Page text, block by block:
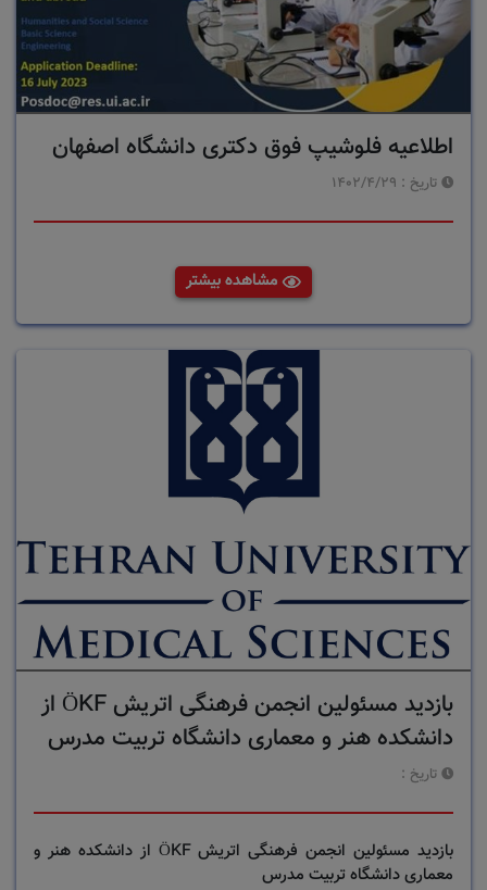
اطلاعیه فلوشیپ فوق دکتری دانشگاه اصفهان
تاریخ : 1402/4/29
مشاهده بیشتر
بازدید مسئولین انجمن فرهنگی اتریش ÖKF از
دانشکده هنر و معماری دانشگاه تربیت مدرس
تاریخ :
بازدید مسئولین انجمن فرهنگی اتریش ÖKF از دانشکده هنر و
معماری دانشگاه تربیت مدرس